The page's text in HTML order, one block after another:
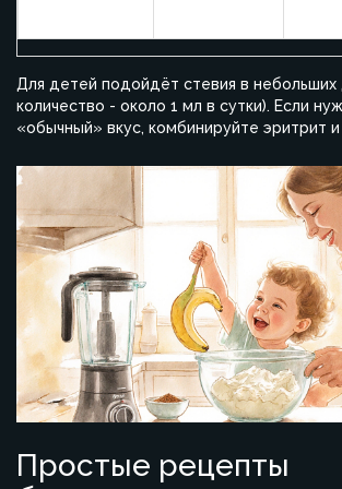
Для детей подойдёт стевия в небольших
количество - около 1 мл в сутки). Если
«обычный» вкус, комбинируйте эритрит и
Простые рецепты